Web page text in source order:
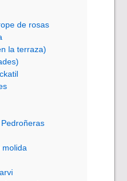
de rosas
la terraza)
molida